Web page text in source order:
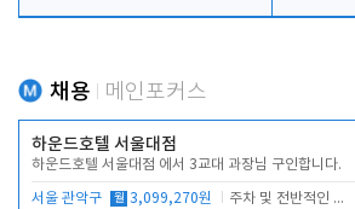
채용 메인포커스
하운드호텔 서울대점
하운드호텔 서울대점 에서 3교대 과장님 구인합니다.
서울 관악구 월 3,099,270원 주차 및 전반적인 당번업무